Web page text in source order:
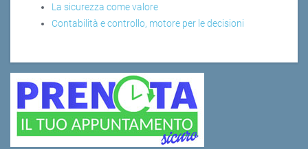
La sicurezza come valore
Contabilità e controllo, motore per le decisioni